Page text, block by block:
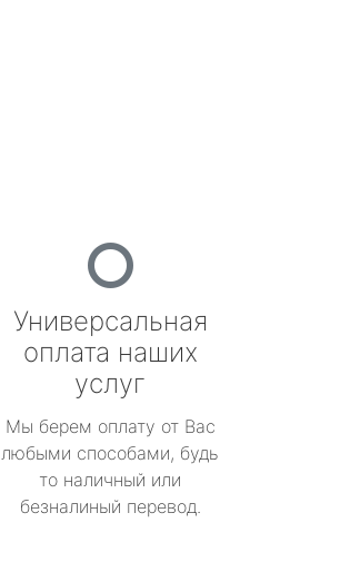
Универсальная
оплата наших
услуг
Мы берем оплату от Вас
любыми способами, будь
то наличный или
безналиный перевод.